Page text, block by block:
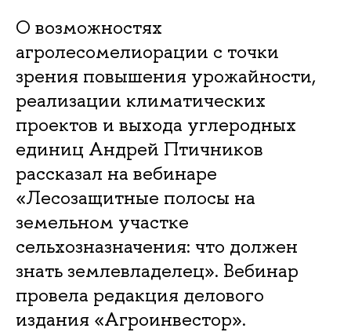
О возможностях
агролесомелиорации с точки
зрения повышения урожайности,
реализации климатических
проектов и выхода углеродных
единиц Андрей Птичников
рассказал на вебинаре
«Лесозащитные полосы на
земельном участке
сельхозназначения: что должен
знать землевладелец». Вебинар
провела редакция делового
издания «Агроинвестор».